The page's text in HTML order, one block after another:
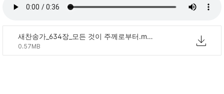
새찬송가_634장_모든 것이 주께로부터.mp3
0.57MB